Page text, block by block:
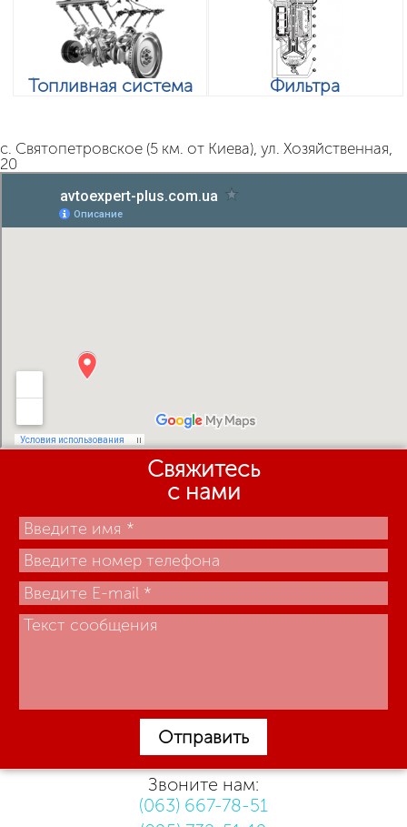
Топливная система Фильтра
с. Святопетровское (5 км. от Киева), ул. Хозяйственная,
20
Свяжитесь
с нами
Отправить
Звоните нам:
(063) 667-78-51